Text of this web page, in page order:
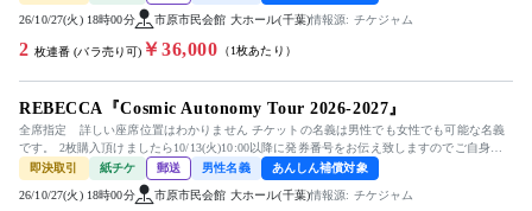
26/10/27(火) 18時00分 市原市民会館 大ホール(千葉)情報源: チケジャム
2 枚連番 (バラ売り可) ￥36,000 （1枚あたり）
REBECCA『Cosmic Autonomy Tour 2026-2027』
全席指定 詳しい座席位置はわかりません チケットの名義は男性でも女性でも可能な名義
です。 2枚購入頂けましたら10/13(火)10:00以降に発券番号をお伝え致しますのでご自身で
コンビニ(ロー...
即決取引 紙チケ 郵送 男性名義 あんしん補償対象
26/10/27(火) 18時00分 市原市民会館 大ホール(千葉)情報源: チケジャム